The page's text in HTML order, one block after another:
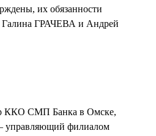
их обязанности
Галина ГРАЧЕВА и Андрей
ККО СМП Банка в Омске,
управляющий филиалом